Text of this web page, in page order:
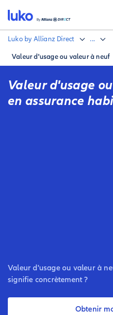
Luko by Allianz Direct ...
Valeur d'usage ou valeur à neuf
Valeur d'usage
en assurance
Valeur d'usage ou valeur à
signifie concrètement ?
Obtenir